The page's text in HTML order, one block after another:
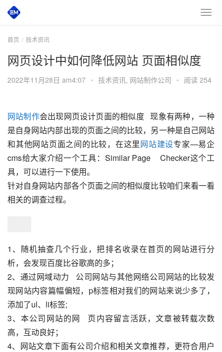
首页 技术资讯
网页设计中如何降低网站 页面相似度
2022年11月28日 am4:07 • 技术资讯, 网站制作公司 • 阅读 254
网站制作会出现网页设计页面的相似度   现象有两种，一种
是自身网站内部出现的页面之间的比较，另一种是自己网站
和其他网站页面之间的比较，在这里网站建设专家—易企
cms给大家介绍一个工具：Similar Page    Checker这个工
具，可以进行一下使用。
针对自身网站内部各个页面之间的相似度比较咱们来看一看
相关的调查过程。
1、随机抽查几个行业，把排名收录在首页的网站进行分
析，会发现百度比谷歌高的多；
2、通过网域动力   公司网站与其他网络公司网站的比较发
现网站内容篇幅偏短，p标签相对我们的网站来说少多了，
添加了ul、li标签;
3、本公司网站的网   页内容留言活跃，文章被转载次数
高，互动良好；
4、网站文章下面有公司介绍和相关文章推荐，更符合用户